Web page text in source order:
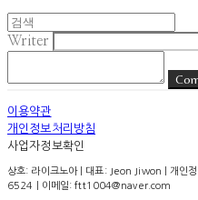
Writer
이용약관
개인정보처리방침
사업자정보확인
상호: 라이크노아 | 대표: Jeon Jiwon | 개
6524 | 이메일: ftt1004@naver.com